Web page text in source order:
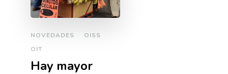
NOVEDADES
OISS
OIT
Hay mayor